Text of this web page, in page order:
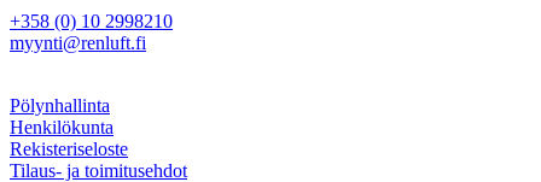
+358 (0) 10 2998210
myynti@renluft.fi
Pölynhallinta
Henkilökunta
Rekisteriseloste
Tilaus- ja toimitusehdot